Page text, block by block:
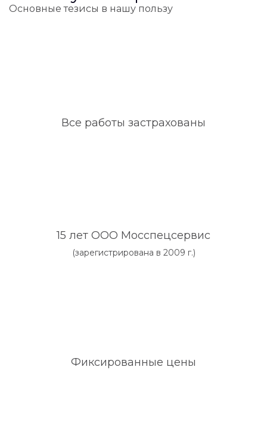
Основные тезисы в нашу пользу
Все работы застрахованы
15 лет ООО Мосспецсервис
(зарегистрирована в 2009 г.)
Фиксированные цены